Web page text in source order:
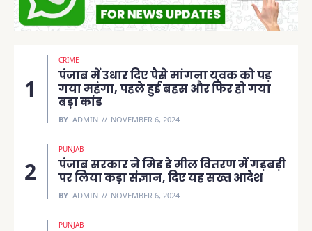
CRIME
पंजाब में उधार दिए पैसे मांगना युवक को पड़
गया महंगा, पहले हुई बहस और फिर हो गया
बड़ा कांड
BY ADMIN NOVEMBER 6, 2024
PUNJAB
पंजाब सरकार ने मिड डे मील वितरण में गड़बड़ी
पर लिया कड़ा संज्ञान, दिए यह सख्त आदेश
BY ADMIN NOVEMBER 6, 2024
PUNJAB